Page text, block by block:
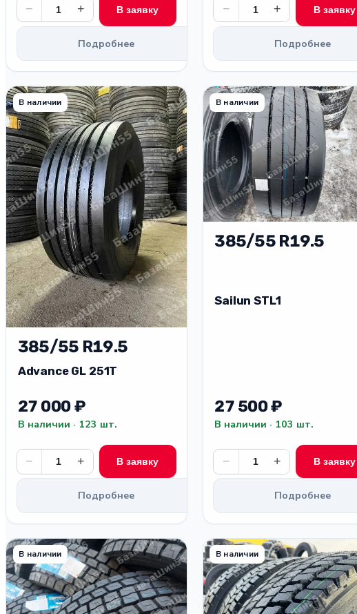
− + В заявку
Подробнее
− + В заявку
Подробнее
В наличии
385/55 R19.5
Advance GL 251T
27 000 ₽
В наличии · 123 шт.
− + В заявку
Подробнее
В наличии
385/55 R19.5
Sailun STL1
27 500 ₽
В наличии · 103 шт.
− + В заявку
Подробнее
В наличии В наличии